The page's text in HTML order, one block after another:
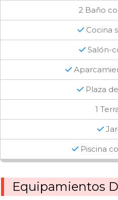
2 Baño
Cocina
Salón-
Plaza
1
Piscina
Equipamientos